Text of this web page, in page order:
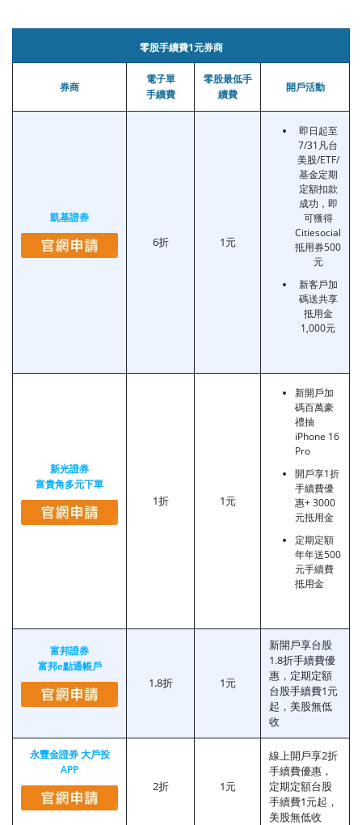
零股手續費1元券商
券商
電子單
手續費
零股最低手
續費
開戶活動
凱基證券
6折 1元
即日起至
7/31凡台
美股/ETF/
基金定期
定額扣款
成功，即
可獲得
Citiesocial
抵用券500
元
新客戶加
碼送共享
抵用金
1,000元
新光證券
富貴角多元下單
1折 1元
新開戶加
碼百萬豪
禮抽
iPhone 16
Pro
開戶享1折
手續費優
惠+ 3000
元抵用金
定期定額
年年送500
元手續費
抵用金
富邦證券
富邦e點通帳戶
1.8折 1元
新開戶享台股
1.8折手續費優
惠，定期定額
台股手續費1元
起，美股無低
收
永豐金證券 大戶投
APP
2折 1元
線上開戶享2折
手續費優惠，
定期定額台股
手續費1元起，
美股無低收